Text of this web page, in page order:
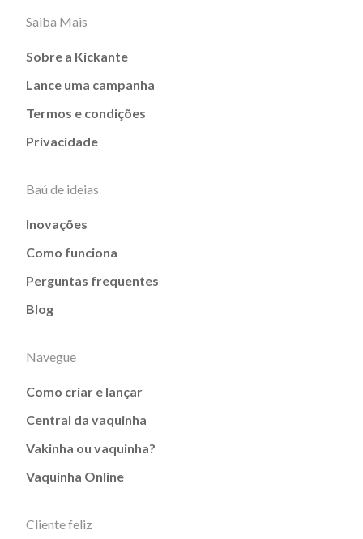
Saiba Mais
Sobre a Kickante
Lance uma campanha
Termos e condições
Privacidade
Baú de ideias
Inovações
Como funciona
Perguntas frequentes
Blog
Navegue
Como criar e lançar
Central da vaquinha
Vakinha ou vaquinha?
Vaquinha Online
Cliente feliz